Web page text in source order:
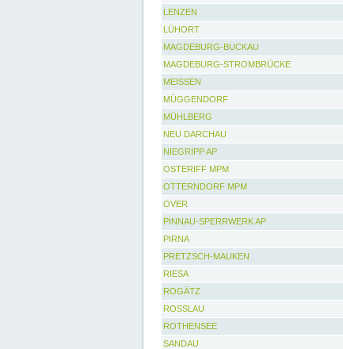
LENZEN
LÜHORT
MAGDEBURG-BUCKAU
MAGDEBURG-STROMBRÜCKE
MEISSEN
MÜGGENDORF
MÜHLBERG
NEU DARCHAU
NIEGRIPP AP
OSTERIFF MPM
OTTERNDORF MPM
OVER
PINNAU-SPERRWERK AP
PIRNA
PRETZSCH-MAUKEN
RIESA
ROGÄTZ
ROSSLAU
ROTHENSEE
SANDAU